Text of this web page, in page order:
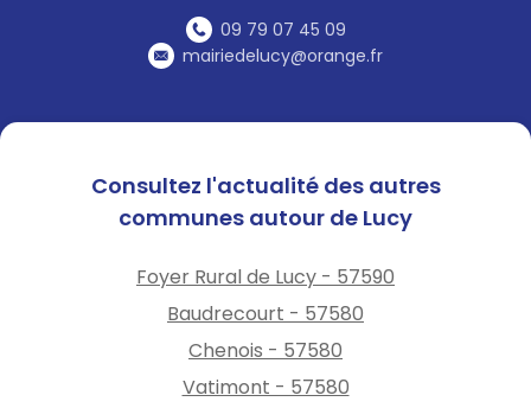
09 79 07 45 09
mairiedelucy@orange.fr
Consultez l'actualité des autres
communes autour de Lucy
Foyer Rural de Lucy - 57590
Baudrecourt - 57580
Chenois - 57580
Vatimont - 57580